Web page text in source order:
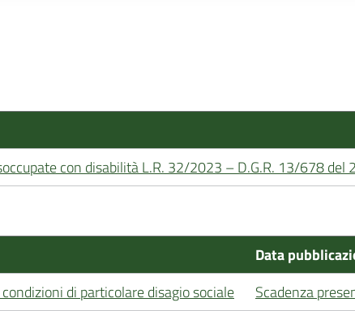
con disabilità L.R. 32/2023 – D.G.R. 13/678
Data
di particolare disagio sociale
Scadenza